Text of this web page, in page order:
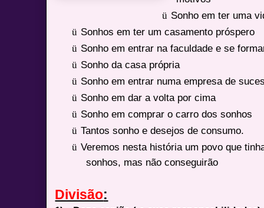
ü Sonho em ter uma
ü Sonhos em ter um casamento próspero
ü Sonho em entrar na faculdade e se
ü Sonho da casa própria
ü Sonho em entrar numa empresa de
ü Sonho em dar a volta por cima
ü Sonho em comprar o carro dos sonhos
ü Tantos sonho e desejos de consumo.
ü Veremos nesta história um povo que
sonhos, mas não conseguirão
Divisão: